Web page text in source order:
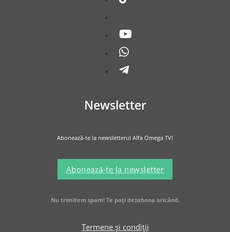
Newsletter
Abonează-te la newsletterul Alfa Omega TV!
Abonează-te la newsletter
Nu trimitem spam! Te poți dezabona oricând.
Termene și condiții